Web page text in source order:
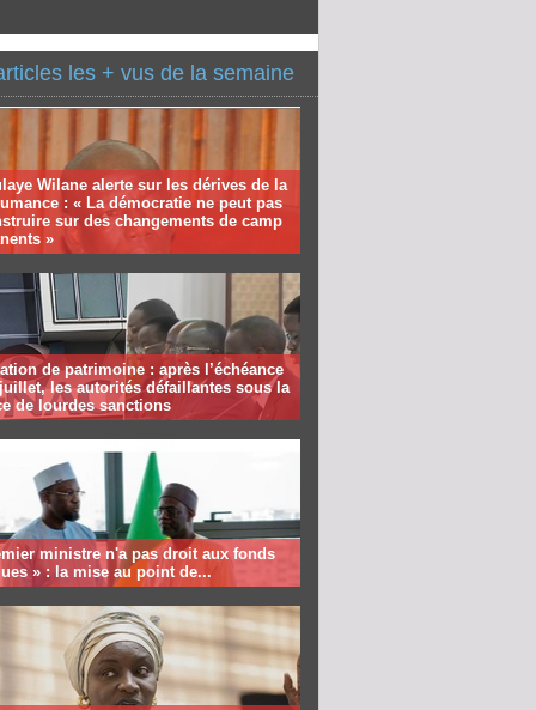
les + vus de la semaine
Wilane alerte sur les dérives de la
: « La démocratie ne peut pas
sur des changements de camp
»
de patrimoine : après l’échéance
les autorités défaillantes sous la
de lourdes sanctions
ministre n'a pas droit aux fonds
» : la mise au point de...